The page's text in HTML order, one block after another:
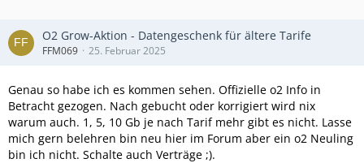
O2 Grow-Aktion - Datengeschenk für ältere Tarife
FFM069 25. Februar 2025
Genau so habe ich es kommen sehen. Offizielle o2 Info in
Betracht gezogen. Nach gebucht oder korrigiert wird nix
warum auch. 1, 5, 10 Gb je nach Tarif mehr gibt es nicht. Lasse
mich gern belehren bin neu hier im Forum aber ein o2 Neuling
bin ich nicht. Schalte auch Verträge ;).